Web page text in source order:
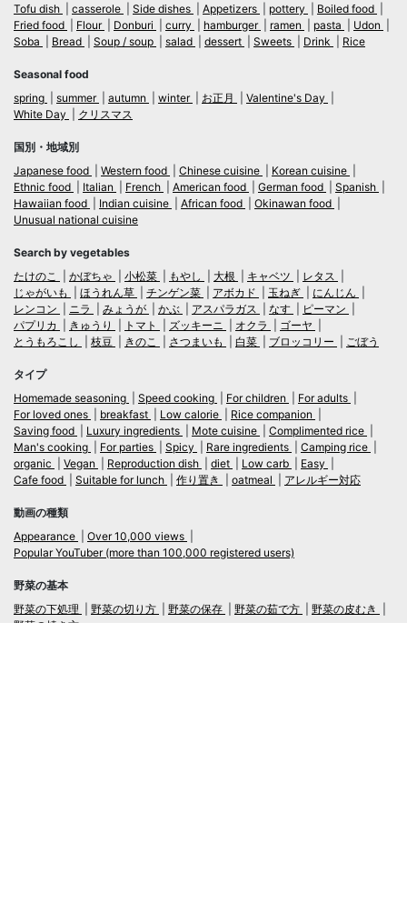
Tofu dish
casserole Side dishes Appetizers pottery
Boiled food
Fried food
Flour Donburi curry hamburger ramen pasta
Udon
Soba
Bread Soup / soup salad dessert Sweets Drink Rice
Seasonal food
spring
summer autumn winter お正月
Valentine's Day
White Day
クリスマス
国別・地域別
Japanese food
Western food Chinese cuisine
Korean cuisine
Ethnic food
Italian French American food German food
Spanish
Hawaiian food
Indian cuisine African food
Okinawan food
Unusual national cuisine
Search by vegetables
たけのこ
かぼちゃ 小松菜 もやし 大根 キャベツ
レタス
じゃがいも
ほうれん草 チンゲン菜 アボカド 玉ねぎ
にんじん
レンコン
ニラ みょうが かぶ アスパラガス なす
ピーマン
パプリカ
きゅうり トマト ズッキーニ オクラ
ゴーヤ
とうもろこし
枝豆 きのこ さつまいも 白菜 ブロッコリー ごぼう
タイプ
Homemade seasoning
Speed cooking For children
For adults
For loved ones
breakfast Low calorie
Rice companion
Saving food
Luxury ingredients Mote cuisine
Complimented rice
Man's cooking
For parties Spicy Rare ingredients
Camping rice
organic
Vegan Reproduction dish diet Low carb
Easy
Cafe food
Suitable for lunch 作り置き oatmeal アレルギー対応
動画の種類
Appearance
Over 10,000 views
Popular YouTuber (more than 100,000 registered users)
野菜の基本
野菜の下処理
野菜の切り方 野菜の保存 野菜の茹で方
野菜の皮むき
野菜の焼き方